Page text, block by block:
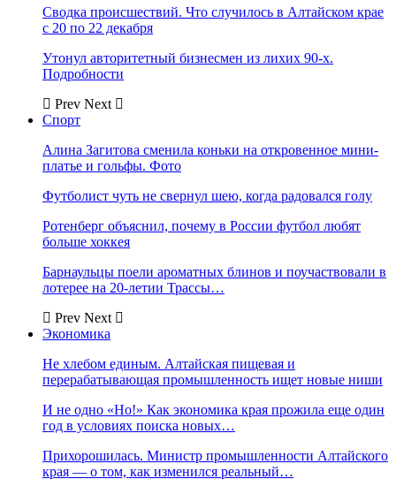
Сводка происшествий. Что случилось в Алтайском крае
с 20 по 22 декабря
Утонул авторитетный бизнесмен из лихих 90-х.
Подробности
Prev Next
Спорт
Алина Загитова сменила коньки на откровенное мини-
платье и гольфы. Фото
Футболист чуть не свернул шею, когда радовался голу
Ротенберг объяснил, почему в России футбол любят
больше хоккея
Барнаульцы поели ароматных блинов и поучаствовали в
лотерее на 20-летии Трассы…
Prev Next
Экономика
Не хлебом единым. Алтайская пищевая и
перерабатывающая промышленность ищет новые ниши
И не одно «Но!» Как экономика края прожила еще один
год в условиях поиска новых…
Прихорошилась. Министр промышленности Алтайского
края — о том, как изменился реальный…